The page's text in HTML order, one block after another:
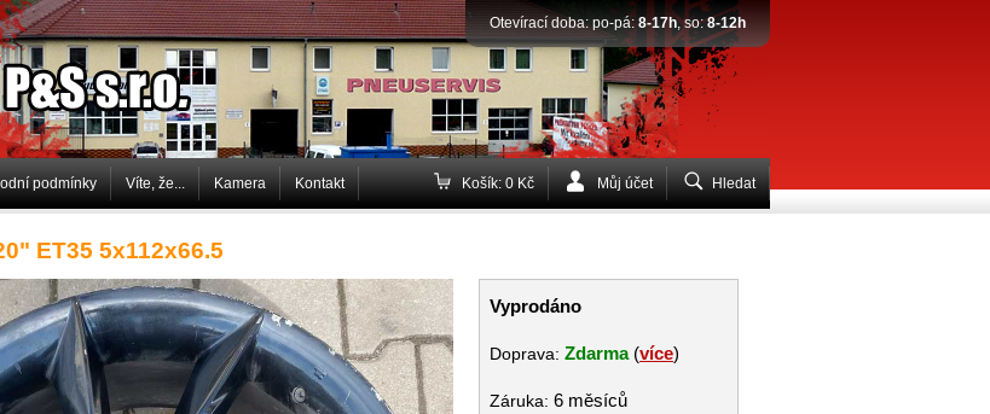
s.r.o.
Otevírací doba: po-pá:8-17h, so:8-12h
podmínky Víte, že... Kamera Kontakt Košík: 0 Kč Můj účet Hledat
ET35 5x112x66.5
Vyprodáno
Doprava: Zdarma(více)
Záruka: 6 měsíců